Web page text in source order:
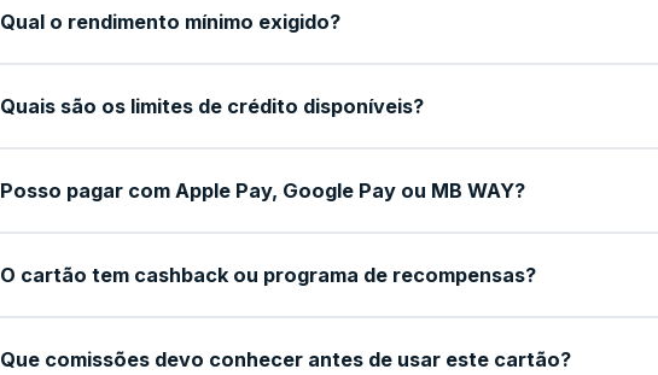
Qual o rendimento mínimo exigido?
Quais são os limites de crédito disponíveis?
Posso pagar com Apple Pay, Google Pay ou MB WAY?
O cartão tem cashback ou programa de recompensas?
Que comissões devo conhecer antes de usar este cartão?